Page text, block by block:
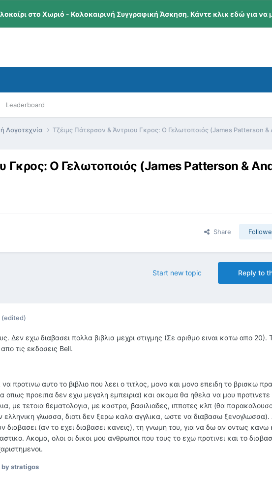
στο Χωριό - Καλοκαιρινή Συγγραφική Άσκηση. Κάντε κλικ εδώ για να
Leaderboard
Λογοτεχνία Τζέιμς Πάτερσον & Άντριου Γκρος: Ο Γελωτοποιός (James Patterson
Γκρος: Ο Γελωτοποιός (James Patterson &
Share
Reply to
Start new topic
(edited)
Δεν εχω διαβασει πολλα βιβλια μεχρι στιγμης (Σε αριθμο ειναι κατω απο 20).
τις εκδοσεις Bell.
να προτινω αυτο το βιβλιο που λεει ο τιτλος, μονο και μονο επειδη το βρισκω
οπως προειπα δεν εχω μεγαλη εμπειρια) και ακομα θα ηθελα να μου προτινετε
με τετοια θεματολογια, με καστρα, βασιλιαδες, ιπποτες κλπ (θα
ελληνικη γλωσσα, διοτι δεν ξερω καλα αγγλικα, ωστε να διαβασω
διαβασει (αν το εχει διαβασει κανεις), τη γνωμη του, για να δω αν οντως
Ακομα, ολοι οι δικοι μου ανθρωποι που τους το εχω προτινει και το
by stratigos